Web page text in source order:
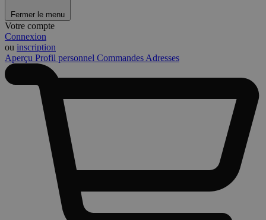
Fermer le menu
Votre compte
Connexion
ou inscription
Aperçu Profil personnel Commandes Adresses